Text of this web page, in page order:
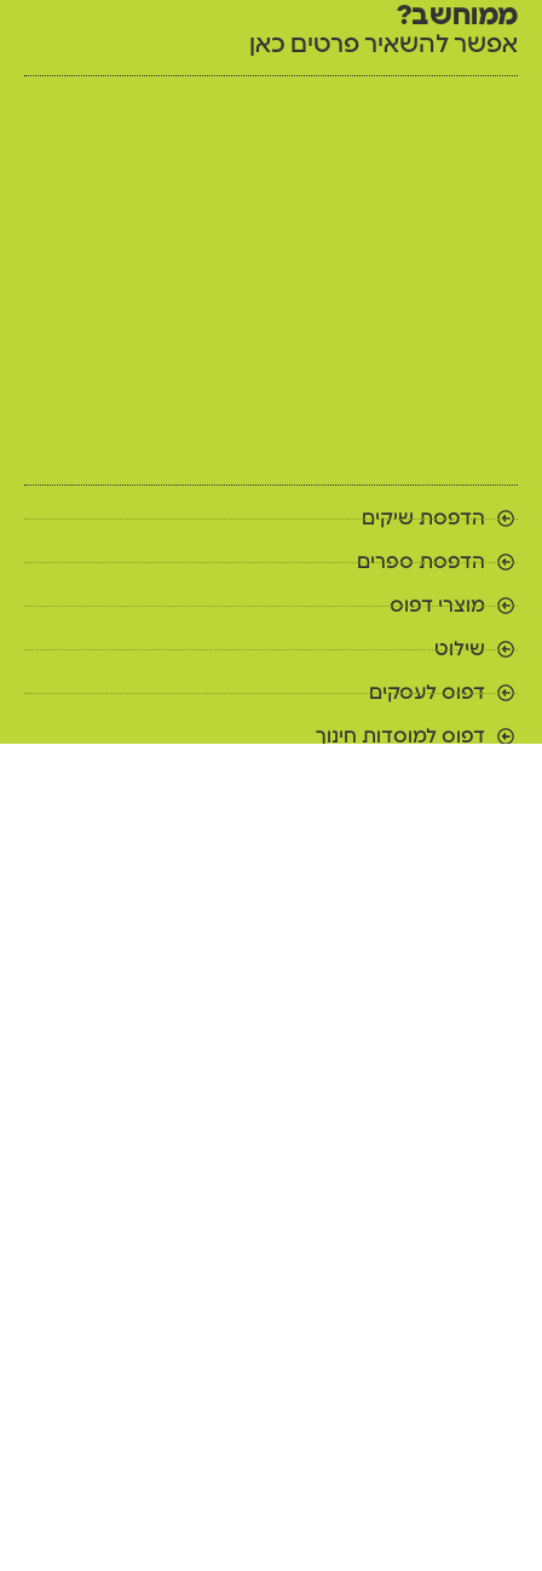
ממוחשב?
אפשר להשאיר פרטים כאן
הדפסת שיקים
הדפסת ספרים
מוצרי דפוס
שילוט
דפוס לעסקים
דפוס למוסדות חינוך